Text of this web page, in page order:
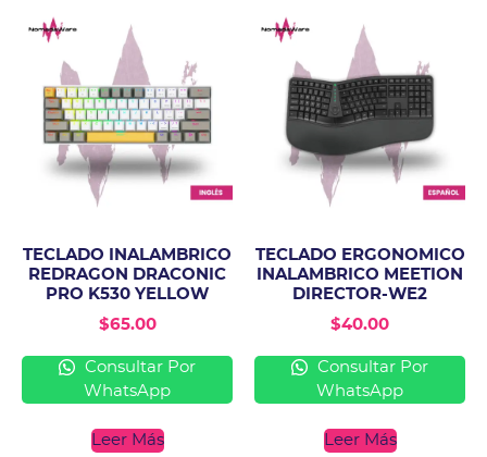
TECLADO INALAMBRICO
REDRAGON DRACONIC
PRO K530 YELLOW
$65.00
Consultar Por
WhatsApp
Leer Más
TECLADO ERGONOMICO
INALAMBRICO MEETION
DIRECTOR-WE2
$40.00
Consultar Por
WhatsApp
Leer Más